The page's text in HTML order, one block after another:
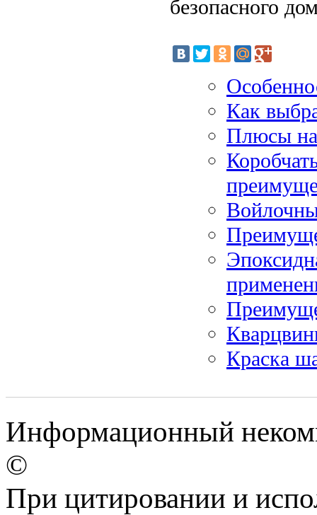
безопасного
Как
Плюсы
Краска
Информационный
©
При цитировании и